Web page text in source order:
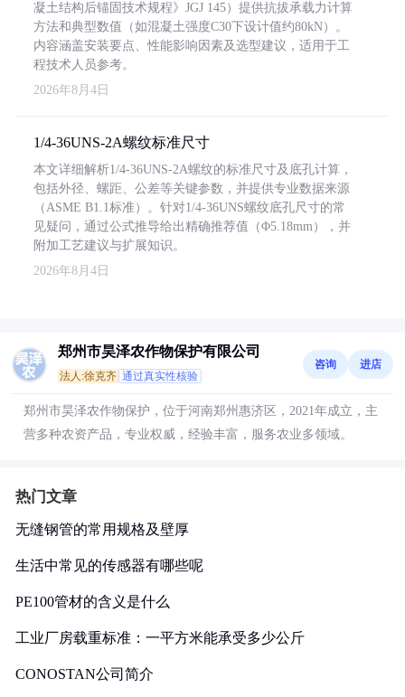
凝土结构后锚固技术规程》JGJ 145）提供抗拔承载力计算
方法和典型数值（如混凝土强度C30下设计值约80kN）。
内容涵盖安装要点、性能影响因素及选型建议，适用于工
程技术人员参考。
2026年8月4日
1/4-36UNS-2A螺纹标准尺寸
本文详细解析1/4-36UNS-2A螺纹的标准尺寸及底孔计算，
包括外径、螺距、公差等关键参数，并提供专业数据来源
（ASME B1.1标准）。针对1/4-36UNS螺纹底孔尺寸的常
见疑问，通过公式推导给出精确推荐值（Φ5.18mm），并
附加工艺建议与扩展知识。
2026年8月4日
郑州市昊泽农作物保护有限公司
法人:徐克齐 通过真实性核验
咨询 进店
郑州市昊泽农作物保护，位于河南郑州惠济区，2021年成立，主
营多种农资产品，专业权威，经验丰富，服务农业多领域。
热门文章
无缝钢管的常用规格及壁厚
生活中常见的传感器有哪些呢
PE100管材的含义是什么
工业厂房载重标准：一平方米能承受多少公斤
CONOSTAN公司简介